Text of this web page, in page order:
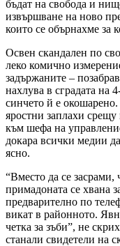
бъдат на свобода и
извършване на ново
които се обърнахме за
Освен скандален по
леко комично
задържаните –
нахлува в сградата на
синчето й е
яростни заплахи
към шефа на
докара всички медии
ясно.
“Вместо да се засрами,
примадоната се хвана
предварително по
викат в районното.
четка за зъби”, не
станали свидетели на